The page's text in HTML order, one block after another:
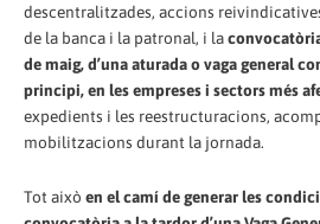
descentralitzades, accions
de la banca i la patronal, i la
de maig, d’unaaturada o vaga general
principi, en les empreses i sectors més
expedients i les reestructuracions,
mobilitzacions durant la jornada.
Tot això en el camí de generar les